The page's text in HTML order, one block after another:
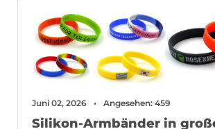
Juni 02, 2026 Angesehen: 459
Silikon-Armbänder in